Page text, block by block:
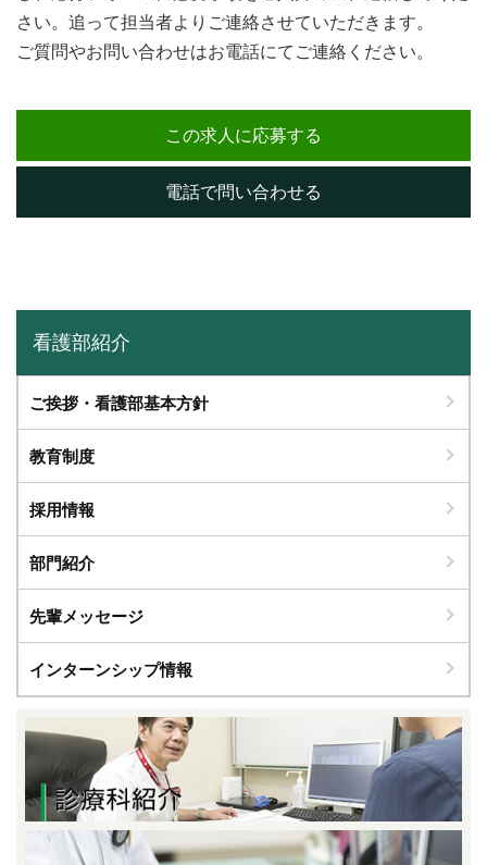
さい。追って担当者よりご連絡させていただきます。
ご質問やお問い合わせはお電話にてご連絡ください。
この求人に応募する
電話で問い合わせる
看護部紹介
ご挨拶・看護部基本方針
教育制度
採用情報
部門紹介
先輩メッセージ
インターンシップ情報